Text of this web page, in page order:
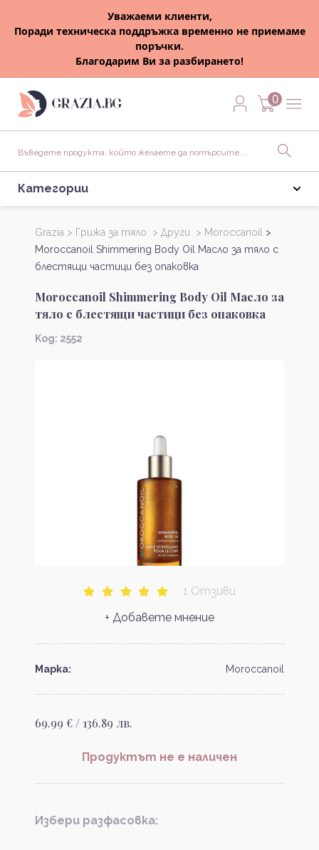
Уважаеми клиенти,
Поради техническа поддръжка временно не приемаме
поръчки.
Благодарим Ви за разбирането!
0
Категории
Grazia > Грижа за тяло > Други > Moroccanoil
>
Moroccanoil Shimmering Body Oil Масло за тяло с
блестящи частици без опаковка
Moroccanoil Shimmering Body Oil Масло за
тяло с блестящи частици без опаковка
Kод: 2552
1 Отзиви
+ Добавете мнение
Марка: Moroccanoil
69.99 € / 136.89 лв.
Продуктът не е наличен
Избери разфасовка: